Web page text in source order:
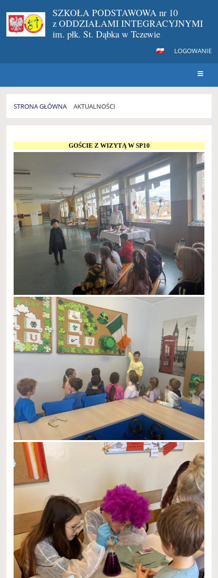
SZKOŁA PODSTAWOWA nr 10
z ODDZIAŁAMI INTEGRACYJNYMI
im. płk. St. Dąbka w Tczewie
LOGOWANIE
STRONA GŁÓWNA AKTUALNOŚCI
GOŚCIE Z WIZYTĄ W SP10